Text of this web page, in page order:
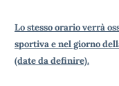
Lo stesso orario verrà
sportiva e nel giorno
(date da definire).